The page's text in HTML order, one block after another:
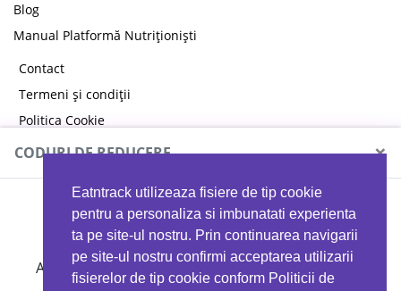
Eatntrack utilizeaza fisiere de tip cookie
pentru a personaliza si imbunatati experienta
ta pe site-ul nostru. Prin continuarea navigarii
pe site-ul nostru confirmi acceptarea utilizarii
fisierelor de tip cookie conform Politicii de
Blog
Manual Platformă Nutriționiști
Contact
Termeni și condiții
Politica Cookie
Politica de confidențialitate
CODURI DE REDUCERE ×
MYPROTEIN
Ai 40%reducere la orice comandă folosind codul